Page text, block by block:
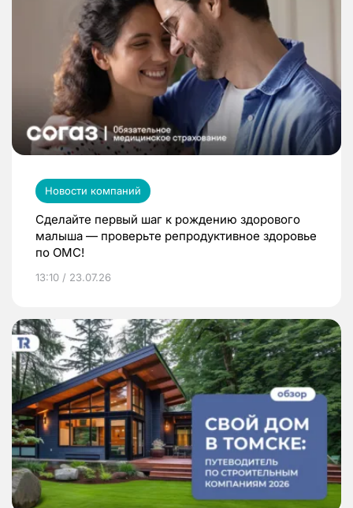
Новости компаний
Сделайте первый шаг к рождению здорового
малыша — проверьте репродуктивное здоровье
по ОМС!
13:10 / 23.07.26